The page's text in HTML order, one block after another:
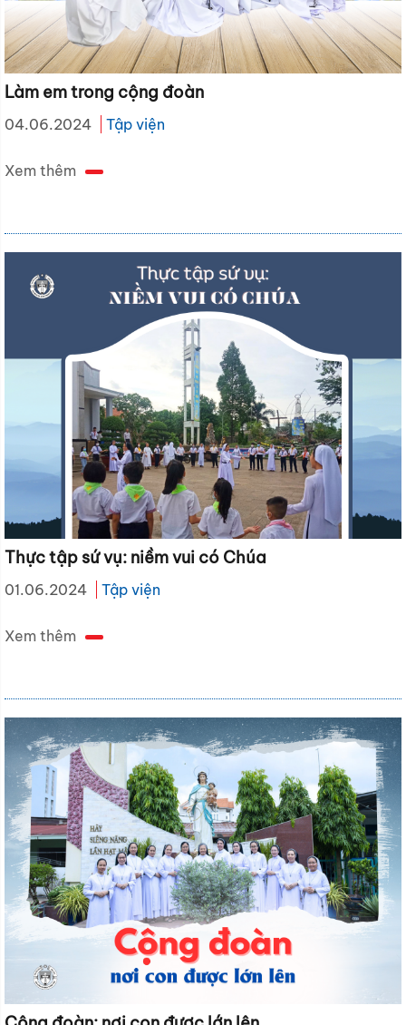
Làm em trong cộng đoàn
04.06.2024 Tập viện
Xem thêm
Thực tập sứ vụ: niềm vui có Chúa
01.06.2024 Tập viện
Xem thêm